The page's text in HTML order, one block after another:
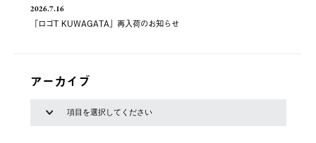
2026.7.16
「ロゴT KUWAGATA」再入荷のお知らせ
アーカイブ